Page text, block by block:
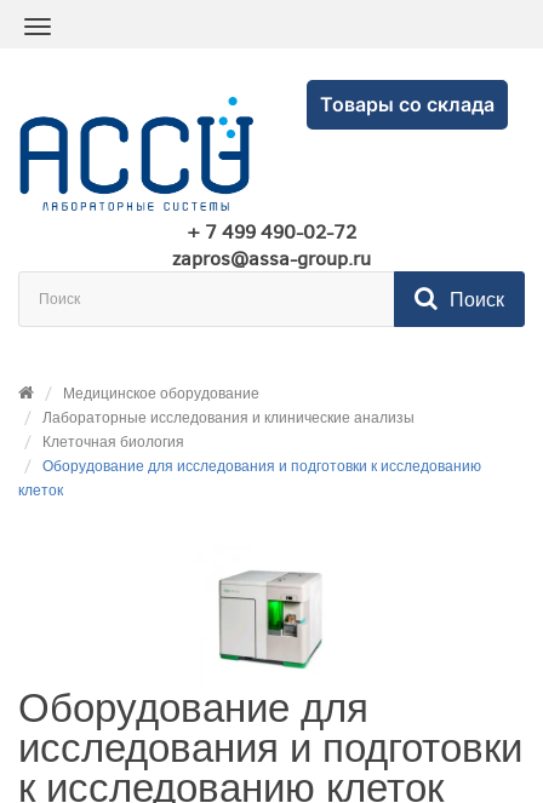
Товары со склада
+ 7 499 490-02-72
zapros@assa-group.ru
Поиск
Медицинское оборудование
Лабораторные исследования и клинические анализы
Клеточная биология
Оборудование для исследования и подготовки к исследованию
клеток
Оборудование для
исследования и подготовки
к исследованию клеток